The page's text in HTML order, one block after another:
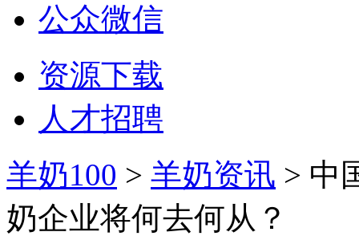
公众微信
资源下载
人才招聘
羊奶100 > 羊奶资讯 > 中
奶企业将何去何从？